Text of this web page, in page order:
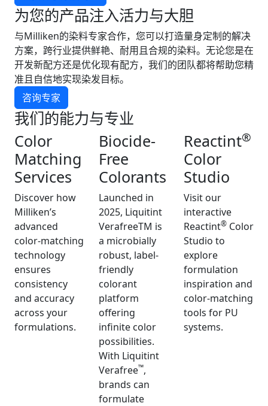
为您的产品注入活力与大胆
与Milliken的染料专家合作，您可以打造量身定制的解决
方案，跨行业提供鲜艳、耐用且合规的染料。无论您是在
开发新配方还是优化现有配方，我们的团队都将帮助您精
准且自信地实现染发目标。
咨询专家
我们的能力与专业
Color
Matching
Services
Discover how
Milliken’s
advanced
color-matching
technology
ensures
consistency
and accuracy
across your
formulations.
Biocide-
Free
Colorants
Launched in
2025, Liquitint
VerafreeTM is
a microbially
robust, label-
friendly
colorant
platform
offering
infinite color
possibilities.
With Liquitint
Verafree™,
brands can
formulate
Reactint®
Color
Studio
Visit our
interactive
Reactint®Color
Studio to
explore
formulation
inspiration and
color-matching
tools for PU
systems.